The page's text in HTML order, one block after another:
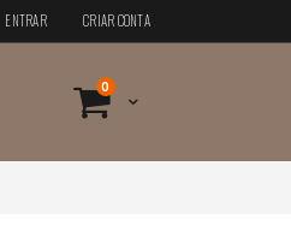
ENTRAR CRIAR CONTA
Cart
0 itens